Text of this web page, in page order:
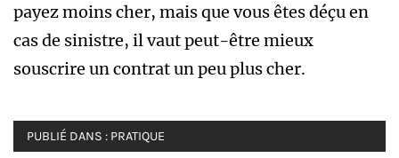
payez moins cher, mais que vous êtes déçu en
cas de sinistre, il vaut peut-être mieux
souscrire un contrat un peu plus cher.
PUBLIÉ DANS : PRATIQUE